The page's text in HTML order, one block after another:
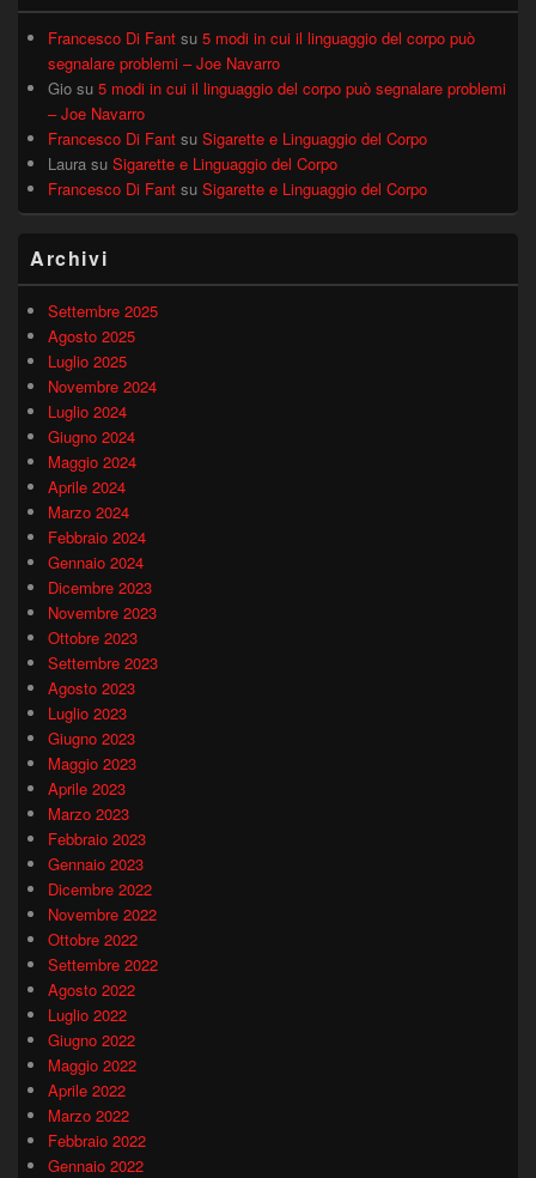
Francesco Di Fant su 5 modi in cui il linguaggio del corpo può
segnalare problemi – Joe Navarro
Gio su 5 modi in cui il linguaggio del corpo può segnalare problemi
– Joe Navarro
Francesco Di Fant su Sigarette e Linguaggio del Corpo
Laura su Sigarette e Linguaggio del Corpo
Francesco Di Fant su Sigarette e Linguaggio del Corpo
Archivi
Settembre 2025
Agosto 2025
Luglio 2025
Novembre 2024
Luglio 2024
Giugno 2024
Maggio 2024
Aprile 2024
Marzo 2024
Febbraio 2024
Gennaio 2024
Dicembre 2023
Novembre 2023
Ottobre 2023
Settembre 2023
Agosto 2023
Luglio 2023
Giugno 2023
Maggio 2023
Aprile 2023
Marzo 2023
Febbraio 2023
Gennaio 2023
Dicembre 2022
Novembre 2022
Ottobre 2022
Settembre 2022
Agosto 2022
Luglio 2022
Giugno 2022
Maggio 2022
Aprile 2022
Marzo 2022
Febbraio 2022
Gennaio 2022